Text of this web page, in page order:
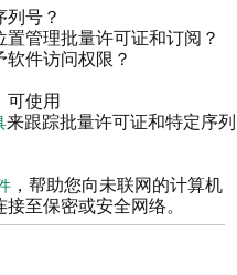
号？
管理批量许可证和订阅？
件访问权限？
可使用
来跟踪批量许可证和特定序列
，帮助您向未联网的计算机
至保密或安全网络。